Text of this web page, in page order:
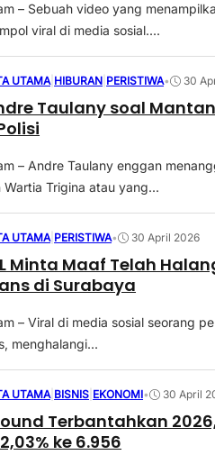
– Sebuah video yang
viral di media sosial....
UTAMA HIBURAN PERISTIWA• 30
Taulany soal
– Andre Taulany enggan
Wartia Trigina atau yang...
UTAMA PERISTIWA• 30 April 2026
Minta Maaf Telah
di Surabaya
– Viral di media sosial seorang
menghalangi...
UTAMA BISNIS EKONOMI• 30 April
Terbantahkan
ke 6.956